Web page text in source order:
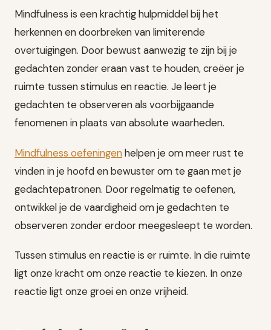
Mindfulness is een krachtig hulpmiddel bij het
herkennen en doorbreken van limiterende
overtuigingen. Door bewust aanwezig te zijn bij je
gedachten zonder eraan vast te houden, creëer je
ruimte tussen stimulus en reactie. Je leert je
gedachten te observeren als voorbijgaande
fenomenen in plaats van absolute waarheden.
Mindfulness oefeningenhelpen je om meer rust te
vinden in je hoofd en bewuster om te gaan met je
gedachtepatronen. Door regelmatig te oefenen,
ontwikkel je de vaardigheid om je gedachten te
observeren zonder erdoor meegesleept te worden.
Tussen stimulus en reactie is er ruimte. In die ruimte
ligt onze kracht om onze reactie te kiezen. In onze
reactie ligt onze groei en onze vrijheid.